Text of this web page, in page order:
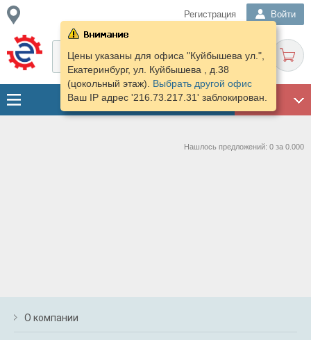
Регистрация Войти
ГАРАЖ
Цены указаны для офиса "Куйбышева ул.",
Екатеринбург, ул. Куйбышева , д.38
(цокольный этаж). Выбрать другой офис
Ваш IP адрес '216.73.217.31' заблокирован.
Нашлось предложений: 0 за 0.000
О компании